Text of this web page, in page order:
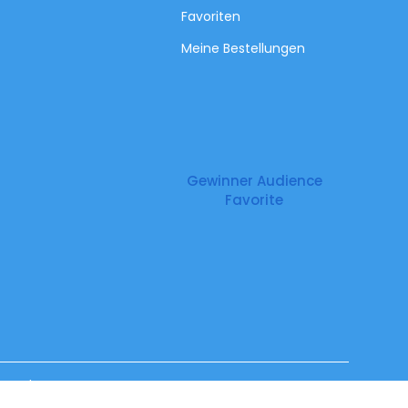
Favoriten
Meine Bestellungen
Gewinner Audience
Favorite
Impressum